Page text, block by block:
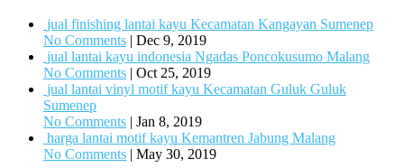
jual finishing lantai kayu Kecamatan Kangayan Sumenep
No Comments | Dec 9, 2019
jual lantai kayu indonesia Ngadas Poncokusumo Malang
No Comments | Oct 25, 2019
jual lantai vinyl motif kayu Kecamatan Guluk Guluk
Sumenep
No Comments | Jan 8, 2019
harga lantai motif kayu Kemantren Jabung Malang
No Comments | May 30, 2019